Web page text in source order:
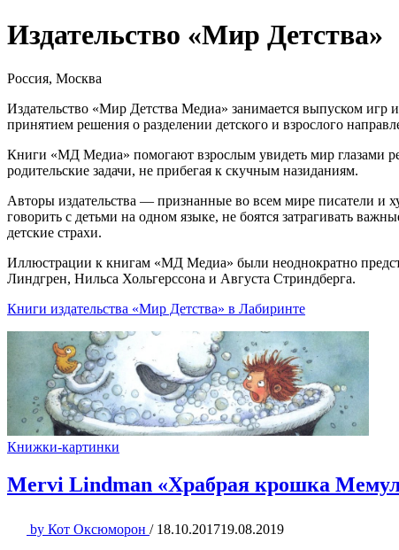
Издательство «Мир Детства»
Россия, Москва
Издательство «Мир Детства Медиа» занимается выпуском игр
принятием решения о разделении детского и взрослого
Книги «МД Медиа» помогают взрослым увидеть мир глазами
родительские задачи, не прибегая к скучным назиданиям.
Авторы издательства — признанные во всем мире писатели
говорить с детьми на одном языке, не боятся затрагивать
детские страхи.
Иллюстрации к книгам «МД Медиа» были неоднократно
Линдгрен, Нильса Хольгерссона и Августа Стриндберга.
Книги издательства «Мир Детства» в Лабиринте
Книжки-картинки
Mervi Lindman «Храбрая крошка
by Кот Оксюморон / 18.10.201719.08.2019